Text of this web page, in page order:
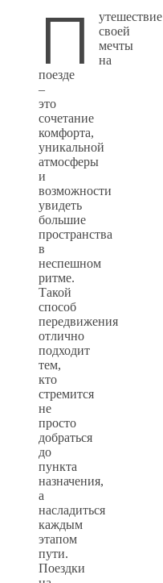
П
утешествие
своей
мечты
на
поезде
–
это
сочетание
комфорта,
уникальной
атмосферы
и
возможности
увидеть
большие
пространства
в
неспешном
ритме.
Такой
способ
передвижения
отлично
подходит
тем,
кто
стремится
не
просто
добраться
до
пункта
назначения,
а
насладиться
каждым
этапом
пути.
Поездки